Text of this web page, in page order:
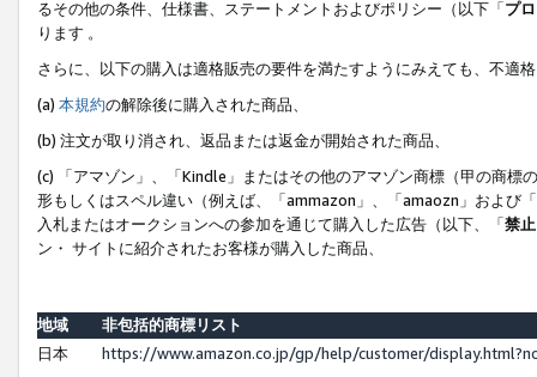
るその他の条件、仕様書、ステートメントおよびポリシー（以下「プ
ります 。
さらに、以下の購入は適格販売の要件を満たすようにみえても、不適
(a) 本規約の解除後に購入された商品、
(b) 注文が取り消され、返品または返金が開始された商品、
(c) 「アマゾン」、「Kindle」またはその他のアマゾン商標（甲の商
形もしくはスペル違い（例えば、「ammazon」、「amaozn」および
入札またはオークションへの参加を通じて購入した広告（以下、「禁
ン・ サイトに紹介されたお客様が購入した商品、
地域
非包括的商標リスト
日本
https://www.amazon.co.jp/gp/help/customer/